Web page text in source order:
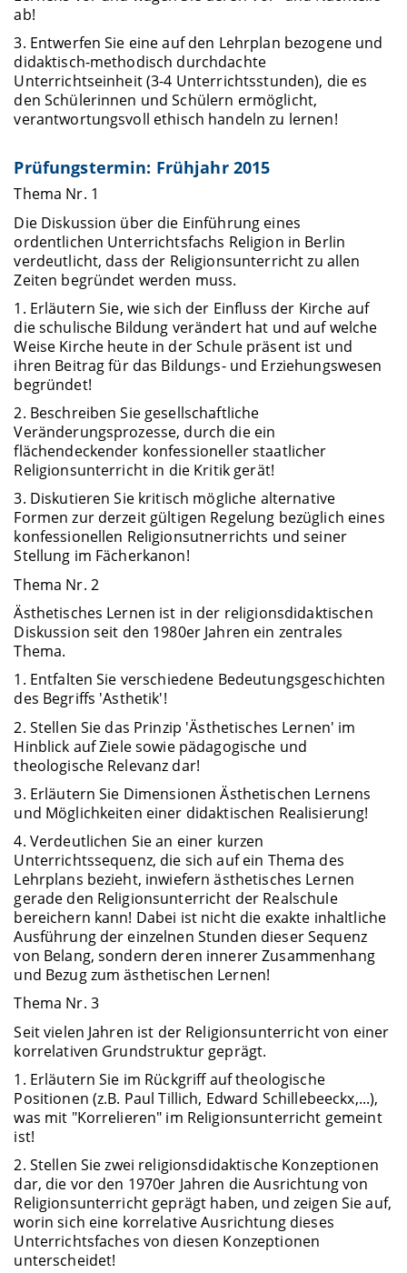
ab!
3. Entwerfen Sie eine auf den Lehrplan bezogene und
didaktisch-methodisch durchdachte
Unterrichtseinheit (3-4 Unterrichtsstunden), die es
den Schülerinnen und Schülern ermöglicht,
verantwortungsvoll ethisch handeln zu lernen!
Prüfungstermin: Frühjahr 2015
Thema Nr. 1
Die Diskussion über die Einführung eines
ordentlichen Unterrichtsfachs Religion in Berlin
verdeutlicht, dass der Religionsunterricht zu allen
Zeiten begründet werden muss.
1. Erläutern Sie, wie sich der Einfluss der Kirche auf
die schulische Bildung verändert hat und auf welche
Weise Kirche heute in der Schule präsent ist und
ihren Beitrag für das Bildungs- und Erziehungswesen
begründet!
2. Beschreiben Sie gesellschaftliche
Veränderungsprozesse, durch die ein
flächendeckender konfessioneller staatlicher
Religionsunterricht in die Kritik gerät!
3. Diskutieren Sie kritisch mögliche alternative
Formen zur derzeit gültigen Regelung bezüglich eines
konfessionellen Religionsutnerrichts und seiner
Stellung im Fächerkanon!
Thema Nr. 2
Ästhetisches Lernen ist in der religionsdidaktischen
Diskussion seit den 1980er Jahren ein zentrales
Thema.
1. Entfalten Sie verschiedene Bedeutungsgeschichten
des Begriffs 'Asthetik'!
2. Stellen Sie das Prinzip 'Ästhetisches Lernen' im
Hinblick auf Ziele sowie pädagogische und
theologische Relevanz dar!
3. Erläutern Sie Dimensionen Ästhetischen Lernens
und Möglichkeiten einer didaktischen Realisierung!
4. Verdeutlichen Sie an einer kurzen
Unterrichtssequenz, die sich auf ein Thema des
Lehrplans bezieht, inwiefern ästhetisches Lernen
gerade den Religionsunterricht der Realschule
bereichern kann! Dabei ist nicht die exakte inhaltliche
Ausführung der einzelnen Stunden dieser Sequenz
von Belang, sondern deren innerer Zusammenhang
und Bezug zum ästhetischen Lernen!
Thema Nr. 3
Seit vielen Jahren ist der Religionsunterricht von einer
korrelativen Grundstruktur geprägt.
1. Erläutern Sie im Rückgriff auf theologische
Positionen (z.B. Paul Tillich, Edward Schillebeeckx,...),
was mit "Korrelieren" im Religionsunterricht gemeint
ist!
2. Stellen Sie zwei religionsdidaktische Konzeptionen
dar, die vor den 1970er Jahren die Ausrichtung von
Religionsunterricht geprägt haben, und zeigen Sie auf,
worin sich eine korrelative Ausrichtung dieses
Unterrichtsfaches von diesen Konzeptionen
unterscheidet!